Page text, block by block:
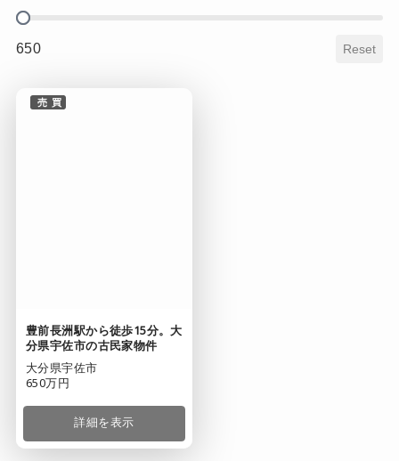
buy_fee
650 Reset
売買
豊前長洲駅から徒歩15分。大
分県宇佐市の古民家物件
大分県宇佐市
650万円
詳細を表示